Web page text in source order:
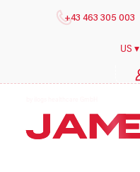
+43 463 305 003
US ▾